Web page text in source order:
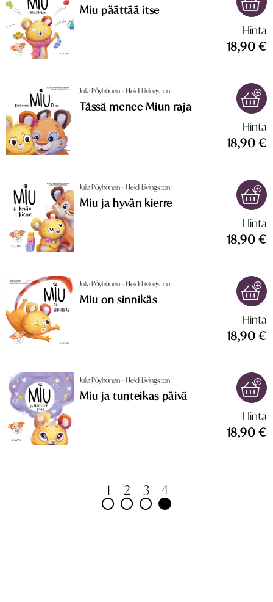
Hinta
18,90 €
Miu päättää itse
Hinta
18,90 €
Julia Pöyhönen – Heidi Livingston
Tässä menee Miun raja
Hinta
18,90 €
Julia Pöyhönen – Heidi Livingston
Miu ja hyvän kierre
Hinta
18,90 €
Julia Pöyhönen – Heidi Livingston
Miu on sinnikäs
Hinta
18,90 €
Julia Pöyhönen – Heidi Livingston
Miu ja tunteikas päivä
1 2 3 4